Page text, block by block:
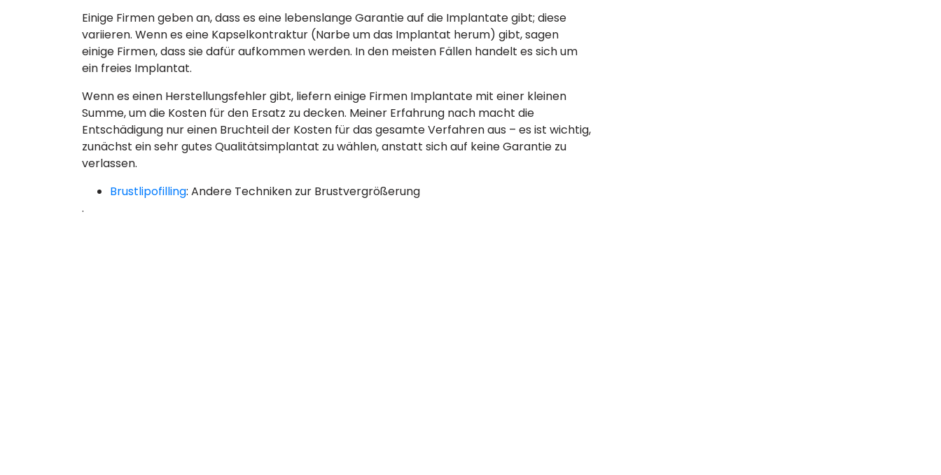
Einige Firmen geben an, dass es eine lebenslange Garantie auf die Implantate gibt; diese
variieren. Wenn es eine Kapselkontraktur (Narbe um das Implantat herum) gibt, sagen
einige Firmen, dass sie dafür aufkommen werden. In den meisten Fällen handelt es sich um
ein freies Implantat.
Wenn es einen Herstellungsfehler gibt, liefern einige Firmen Implantate mit einer kleinen
Summe, um die Kosten für den Ersatz zu decken. Meiner Erfahrung nach macht die
Entschädigung nur einen Bruchteil der Kosten für das gesamte Verfahren aus – es ist wichtig,
zunächst ein sehr gutes Qualitätsimplantat zu wählen, anstatt sich auf keine Garantie zu
verlassen.
Brustlipofilling: Andere Techniken zur Brustvergrößerung
.